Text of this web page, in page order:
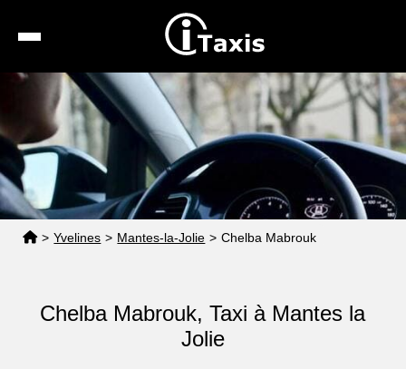
Recherche
Calcul de tarif
Taxis conventionnés
Espace pro
> Yvelines > Mantes-la-Jolie > Chelba Mabrouk
Chelba Mabrouk, Taxi à Mantes la
Jolie